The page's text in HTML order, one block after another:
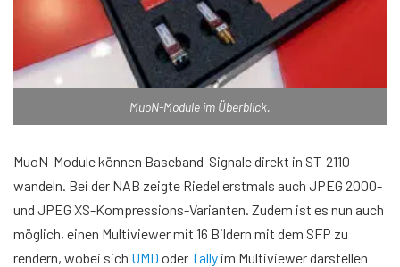
MuoN-Module im Überblick.
MuoN-Module können Baseband-Signale direkt in ST-2110
wandeln. Bei der NAB zeigte Riedel erstmals auch JPEG 2000-
und JPEG XS-Kompressions-Varianten. Zudem ist es nun auch
möglich, einen Multiviewer mit 16 Bildern mit dem SFP zu
rendern, wobei sich UMD oderTally im Multiviewer darstellen